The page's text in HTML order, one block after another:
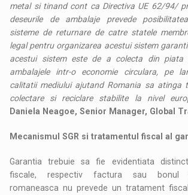
metal si tinand cont ca Directiva UE 62/94/
deseurile de ambalaje prevede
sisteme de returnare de catre statele
legal pentru organizarea acestui sistem
acestui sistem este de a colecta din
ambalajele intr-o economie circulara, pe
calitatii mediului ajutand Romania sa atinga
colectare si reciclare stabilite la nivel
Daniela Neagoe, Senior Manager, Global
Mecanismul SGR si tratamentul fiscal al
Garantia trebuie sa fie evidentiata
fiscale, respectiv factura sau bonul
romaneasca nu prevede un tratament